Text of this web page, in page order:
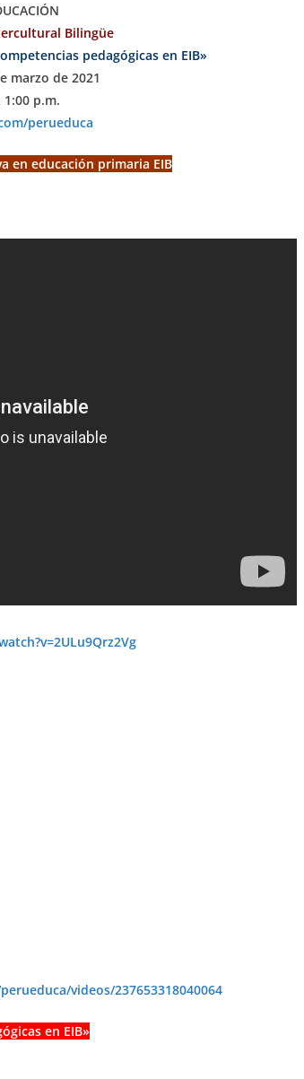
Bilingüe
pedagógicas en EIB»
marzo de 2021
1:00 p.m.
perueduca
en educación primaria EIB
videos/237653318040064
en EIB»